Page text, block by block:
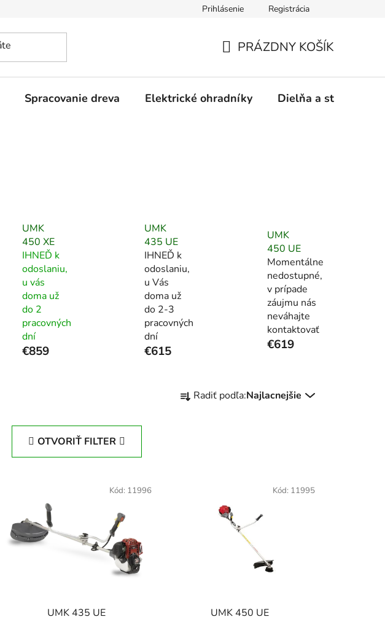
Zásady používania súborov cookies Záručný a pozáručný servis
Prihlásenie Registrácia
KOŠÍK
PRÁZDNY KOŠÍK
Spracovanie dreva Elektrické ohradníky Dielňa a stavba
UMK
450 XE
IHNEĎ k
odoslaniu,
u vás
doma už
do 2
pracovných
dní
€859
UMK
435 UE
IHNEĎ k
odoslaniu,
u Vás
doma už
do 2-3
pracovných
dní
€615
UMK
450 UE
Momentálne
nedostupné,
v prípade
záujmu nás
neváhajte
kontaktovať
€619
a Radiť podľa:Najlacnejšie
OTVORIŤ FILTER
UMK 435 UE
Kód: 11996
UMK 450 UE
Kód: 11995